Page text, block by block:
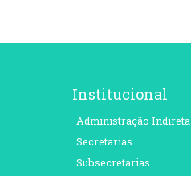
Institucional
Administração Indireta
Secretarias
Subsecretarias